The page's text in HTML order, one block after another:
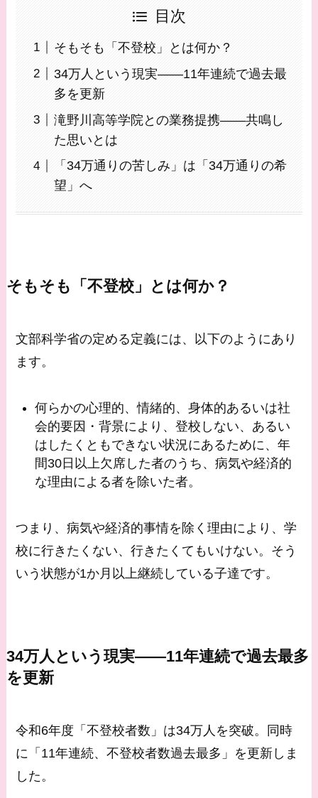
目次
そもそも「不登校」とは何か？
34万人という現実——11年連続で過去最
多を更新
滝野川高等学院との業務提携——共鳴し
た思いとは
「34万通りの苦しみ」は「34万通りの希
望」へ
そもそも「不登校」とは何か？
文部科学省の定める定義には、以下のようにあり
ます。
何らかの心理的、情緒的、身体的あるいは社
会的要因・背景により、登校しない、あるい
はしたくともできない状況にあるために、年
間30日以上欠席した者のうち、病気や経済的
な理由による者を除いた者。
つまり、病気や経済的事情を除く理由により、学
校に行きたくない、行きたくてもいけない。そう
いう状態が1か月以上継続している子達です。
34万人という現実——11年連続で過去最多
を更新
令和6年度「不登校者数」は34万人を突破。同時
に「11年連続、不登校者数過去最多」を更新しま
した。